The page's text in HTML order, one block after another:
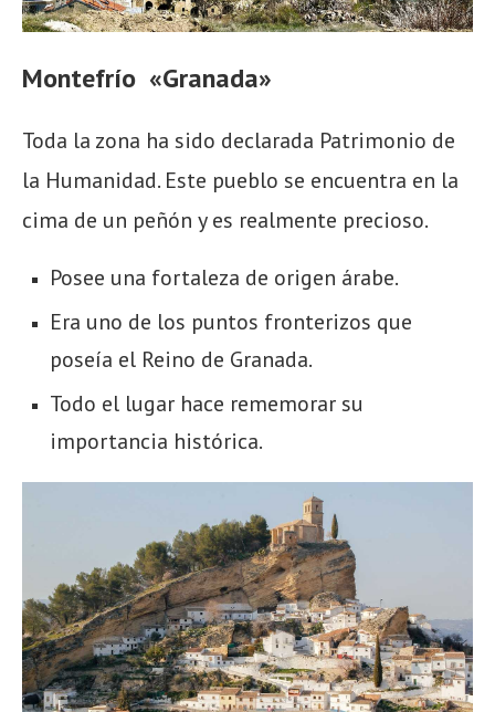
Montefrío «Granada»
Toda la zona ha sido declarada Patrimonio de
la Humanidad. Este pueblo se encuentra en la
cima de un peñón y es realmente precioso.
Posee una fortaleza de origen árabe.
Era uno de los puntos fronterizos que
poseía el Reino de Granada.
Todo el lugar hace rememorar su
importancia histórica.